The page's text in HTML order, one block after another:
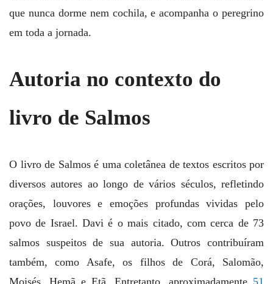
que nunca dorme nem cochila, e acompanha o peregrino
em toda a jornada.
Autoria no contexto do
livro de Salmos
O livro de Salmos é uma coletânea de textos escritos por
diversos autores ao longo de vários séculos, refletindo
orações, louvores e emoções profundas vividas pelo
povo de Israel. Davi é o mais citado, com cerca de 73
salmos suspeitos de sua autoria. Outros contribuíram
também, como Asafe, os filhos de Corá, Salomão,